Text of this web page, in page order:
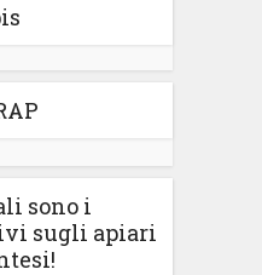
sono i
sugli apiari